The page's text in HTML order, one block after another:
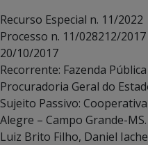
Recurso Especial n. 11/2022
Processo n. 11/028212/
20/10/2017
Recorrente: Fazenda
Procuradoria Geral do
Sujeito Passivo:
Alegre – Campo Grande-
Luiz Brito Filho, Daniel